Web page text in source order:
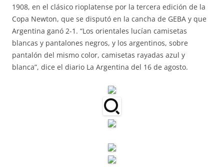
1908, en el clásico rioplatense por la tercera edición de la
Copa Newton, que se disputó en la cancha de GEBA y que
Argentina ganó 2-1. “Los orientales lucían camisetas
blancas y pantalones negros, y los argentinos, sobre
pantalón del mismo color, camisetas rayadas azul y
blanca”, dice el diario La Argentina del 16 de agosto.